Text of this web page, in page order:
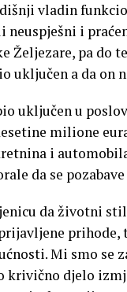
vladin
neuspješni i
Željezare, pa do
uključen a da on
uključen u
milione
i
da se
da životni
Mi smo se
krivično djelo